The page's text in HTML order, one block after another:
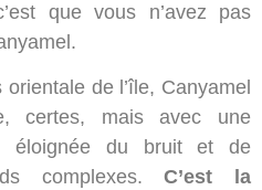
que vous n’avez pas
de l’île, Canyamel
certes, mais avec une
éloignée du bruit et de
complexes.C’est la
Tout accepter